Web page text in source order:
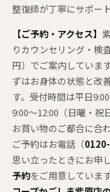
整復師が丁寧にサポー
【ご予約・アクセス】
りカウンセリング・検
円）でご案内していま
ずはお身体の状態と改
す。受付時間は平日
9:00〜12:00（日曜・祝
お買い物のご都合に合
ご予約はお電話（
思い立ったときにお申
予約をご用意していま